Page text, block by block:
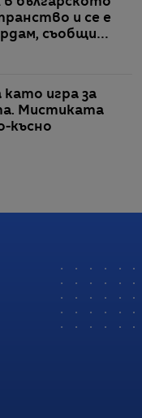
и се е
съобщи
като игра за
Мистиката
късно